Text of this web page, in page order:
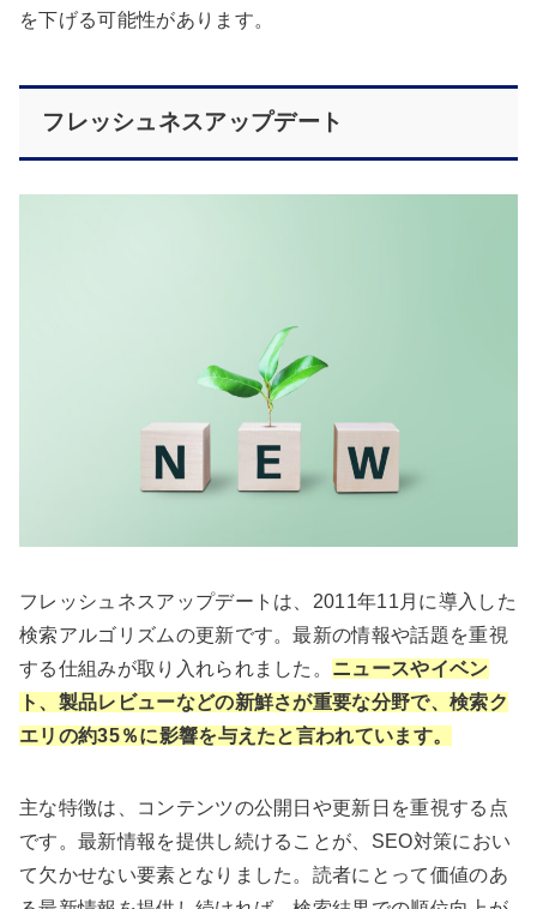
を下げる可能性があります。
フレッシュネスアップデート
フレッシュネスアップデートは、2011年11月に導入した
検索アルゴリズムの更新です。最新の情報や話題を重視
する仕組みが取り入れられました。 ニュースやイベン
ト、製品レビューなどの新鮮さが重要な分野で、検索ク
エリの約35％に影響を与えたと言われています。
主な特徴は、コンテンツの公開日や更新日を重視する点
です。最新情報を提供し続けることが、SEO対策におい
て欠かせない要素となりました。読者にとって価値のあ